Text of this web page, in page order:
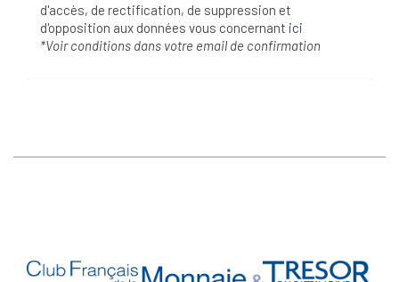
d'accès, de rectification, de suppression et
d'opposition aux données vous concernant ici
*Voir conditions dans votre email de confirmation